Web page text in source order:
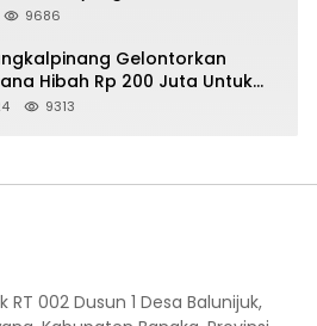
9686
Gelontorkan
Hibah Rp 200 Juta Untuk
Masjid H. Bakri
9313
RT 002 Dusun 1 Desa Balunijuk,